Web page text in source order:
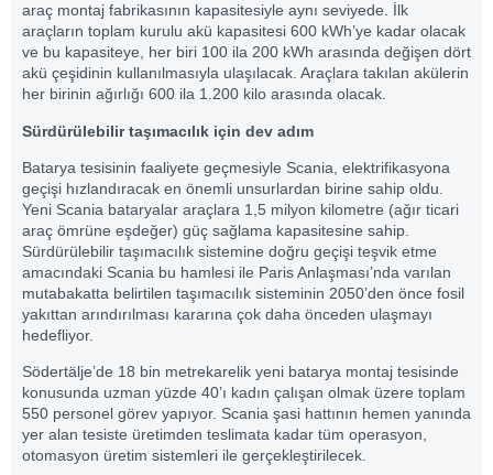
araç montaj fabrikasının kapasitesiyle aynı seviyede. İlk
araçların toplam kurulu akü kapasitesi 600 kWh’ye kadar olacak
ve bu kapasiteye, her biri 100 ila 200 kWh arasında değişen dört
akü çeşidinin kullanılmasıyla ulaşılacak. Araçlara takılan akülerin
her birinin ağırlığı 600 ila 1.200 kilo arasında olacak.
Sürdürülebilir taşımacılık için dev adım
Batarya tesisinin faaliyete geçmesiyle Scania, elektrifikasyona
geçişi hızlandıracak en önemli unsurlardan birine sahip oldu.
Yeni Scania bataryalar araçlara 1,5 milyon kilometre (ağır ticari
araç ömrüne eşdeğer) güç sağlama kapasitesine sahip.
Sürdürülebilir taşımacılık sistemine doğru geçişi teşvik etme
amacındaki Scania bu hamlesi ile Paris Anlaşması’nda varılan
mutabakatta belirtilen taşımacılık sisteminin 2050’den önce fosil
yakıttan arındırılması kararına çok daha önceden ulaşmayı
hedefliyor.
Södertälje’de 18 bin metrekarelik yeni batarya montaj tesisinde
konusunda uzman yüzde 40’ı kadın çalışan olmak üzere toplam
550 personel görev yapıyor. Scania şasi hattının hemen yanında
yer alan tesiste üretimden teslimata kadar tüm operasyon,
otomasyon üretim sistemleri ile gerçekleştirilecek.